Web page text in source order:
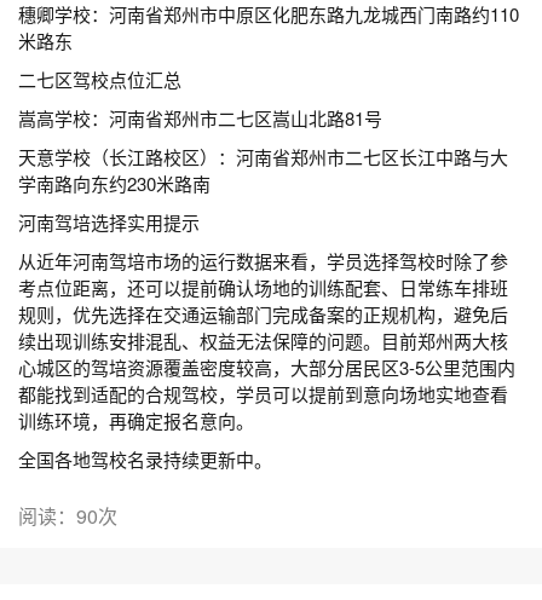
穗卿学校：河南省郑州市中原区化肥东路九龙城西门南路约110
米路东
二七区驾校点位汇总
嵩高学校：河南省郑州市二七区嵩山北路81号
天意学校（长江路校区）：河南省郑州市二七区长江中路与大
学南路向东约230米路南
河南驾培选择实用提示
从近年河南驾培市场的运行数据来看，学员选择驾校时除了参
考点位距离，还可以提前确认场地的训练配套、日常练车排班
规则，优先选择在交通运输部门完成备案的正规机构，避免后
续出现训练安排混乱、权益无法保障的问题。目前郑州两大核
心城区的驾培资源覆盖密度较高，大部分居民区3-5公里范围内
都能找到适配的合规驾校，学员可以提前到意向场地实地查看
训练环境，再确定报名意向。
全国各地驾校名录持续更新中。
阅读：90次